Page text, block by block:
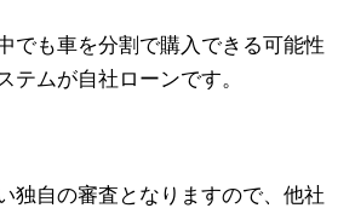
でも車を分割で購入できる可能性
テムが自社ローンです。
独自の審査となりますので、他社